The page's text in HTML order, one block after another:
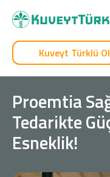
Kendim İçin
Kuveyt Türklü Ol
Proemtia
Tedarikte
Esneklik!